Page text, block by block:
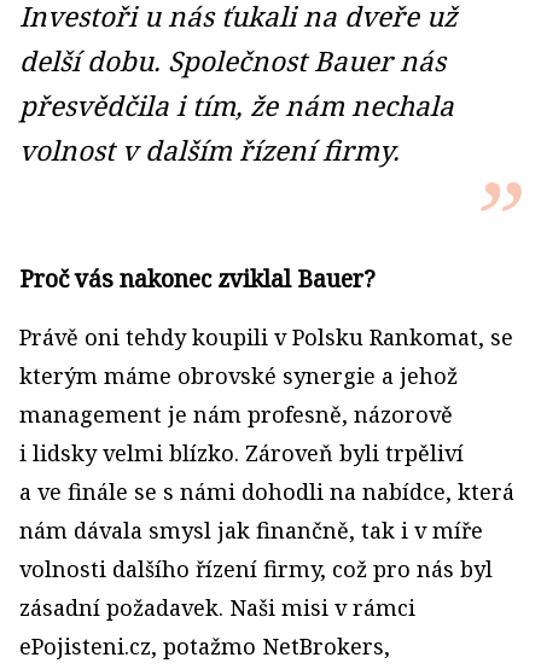
Investoři u nás ťukali na dveře už
delší dobu. Společnost Bauer nás
přesvědčila i tím, že nám nechala
volnost v dalším řízení firmy.
Proč vás nakonec zviklal Bauer?
Právě oni tehdy koupili v Polsku Rankomat, se
kterým máme obrovské synergie a jehož
management je nám profesně, názorově
i lidsky velmi blízko. Zároveň byli trpěliví
a ve finále se s námi dohodli na nabídce, která
nám dávala smysl jak finančně, tak i v míře
volnosti dalšího řízení firmy, což pro nás byl
zásadní požadavek. Naši misi v rámci
ePojisteni.cz, potažmo NetBrokers,